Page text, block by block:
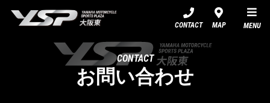
CONTACT MAP MENU
CONTACT
お問い合わせ